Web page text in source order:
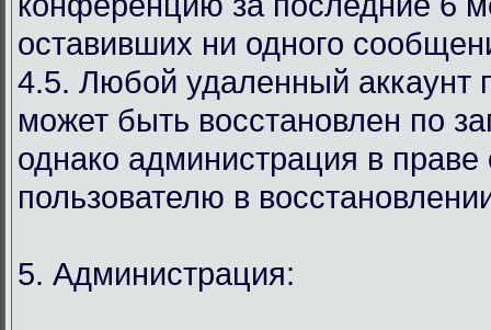
оставивших ни одного
4.5. Любой удаленный аккаунт
может быть восстановлен по
однако администрация в праве
пользователю в
5. Администрация: